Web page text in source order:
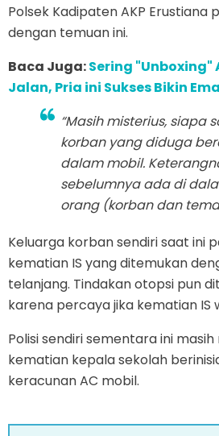
Polsek Kadipaten AKP Erustiana
dengan temuan ini.
Baca Juga:Sering "Unboxing"
Jalan, Pria ini Sukses Bikin
“Masih misterius, siapa
korban yang diduga
dalam mobil.
sebelumnya ada di
orang (korban dan
Keluarga korban sendiri saat ini
kematian IS yang ditemukan
telanjang. Tindakan otopsi pun
karena percaya jika kematian IS
Polisi sendiri sementara ini
kematian kepala sekolah
keracunan AC mobil.